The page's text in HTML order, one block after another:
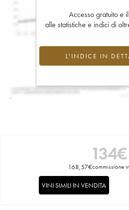
Accesso gratuito e
alle statistiche e indici di
L'INDICE IN
134€
168,57€commissione
VINI SIMILI IN VENDITA